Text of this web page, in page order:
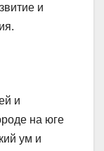
и
и
на юге
ум и